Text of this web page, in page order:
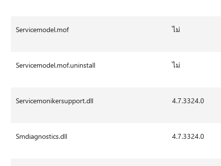
Servicemodel.mof ไม่
Servicemodel.mof.uninstall ไม่
Servicemonikersupport.dll 4.7.3324.0
Smdiagnostics.dll 4.7.3324.0